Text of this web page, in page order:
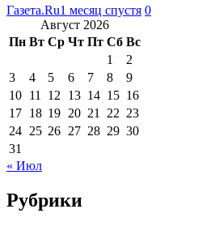
Газета.Ru1 месяц спустя 0
Август 2026
Пн Вт Ср Чт Пт Сб Вс
1
2
3
4 5 6 7 8
9
10 11 12 13 14 15 16
17 18 19 20 21 22 23
24 25 26 27 28 29 30
31
« Июл
Рубрики